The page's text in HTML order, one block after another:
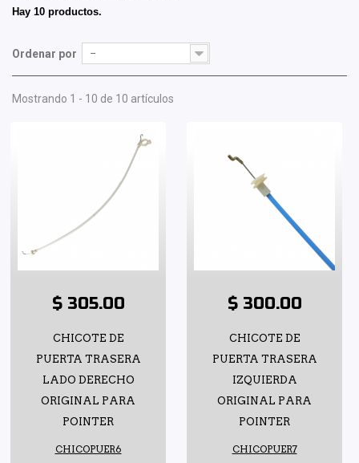
Hay 10 productos.
Ordenar por --
Mostrando 1 - 10 de 10 artículos
$ 305.00
CHICOTE DE
PUERTA TRASERA
LADO DERECHO
ORIGINAL PARA
POINTER
CHICOPUER6
$ 300.00
CHICOTE DE
PUERTA TRASERA
IZQUIERDA
ORIGINAL PARA
POINTER
CHICOPUER7